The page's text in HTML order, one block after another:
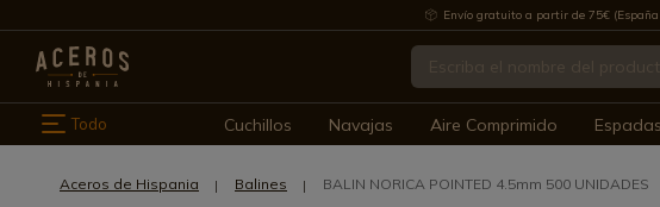
Envío gratuito a partir de 75€
Todo Cuchillos Navajas Aire Comprimido Espadas
Aceros de Hispania Balines BALIN NORICA POINTED 4.5mm 500 UNIDADES